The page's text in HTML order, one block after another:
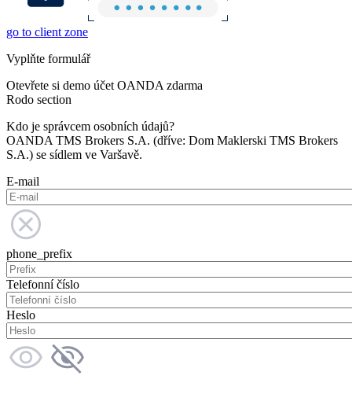
go to client zone
Vyplňte formulář
Otevřete si demo účet OANDA zdarma
Rodo section
Kdo je správcem osobních údajů?
OANDA TMS Brokers S.A. (dříve: Dom Maklerski TMS Brokers
S.A.) se sídlem ve Varšavě.
E-mail
phone_prefix
Telefonní číslo
Heslo